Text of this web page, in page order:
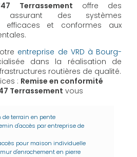
Terrassement offre des
assurant des systèmes
efficaces et conformes aux
entreprise de VRD à Bourg-
dans la réalisation de
routières de qualité.
: Remise en conformité
Terrassement vous
terrain en pente
d'accès par entreprise de
pour maison individuelle
d'enrochement en pierre